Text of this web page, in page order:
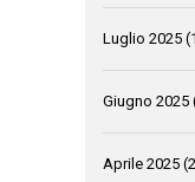
Luglio 2025
Giugno 2025
Aprile 2025